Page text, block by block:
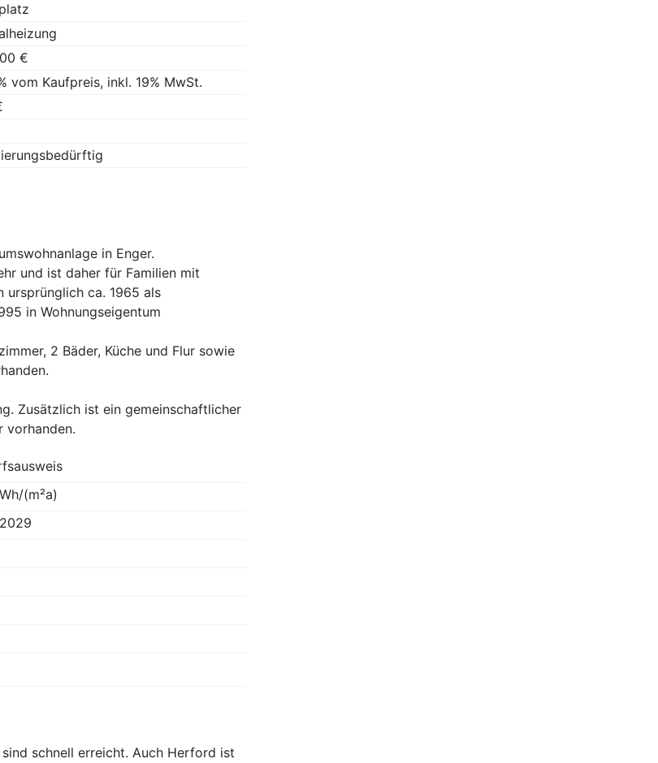
€
vom Kaufpreis, inkl. 19% MwSt.
in Enger.
und ist daher für Familien mit
ursprünglich ca. 1965 als
in Wohnungseigentum
2 Bäder, Küche und Flur sowie
Zusätzlich ist ein gemeinschaftlicher
vorhanden.
(m²a)
schnell erreicht. Auch Herford ist